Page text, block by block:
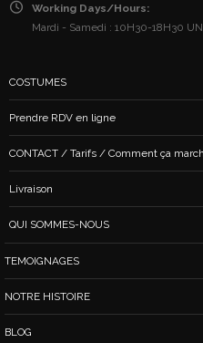
Working Days/Hours:
Mardi - Samedi : 10H30-18H30
COSTUMES
Prendre RDV en ligne
CONTACT / Tarifs / Comment ça
Livraison
QUI SOMMES-NOUS
TEMOIGNAGES
NOTRE HISTOIRE
BLOG